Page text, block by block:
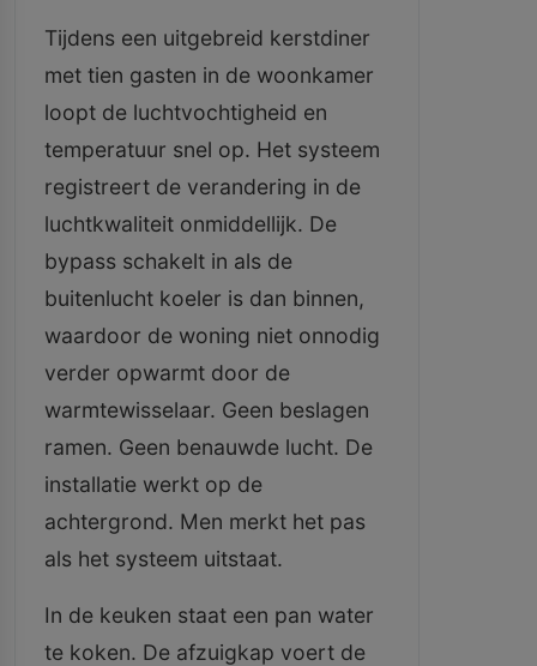
Tijdens een uitgebreid kerstdiner
met tien gasten in de woonkamer
loopt de luchtvochtigheid en
temperatuur snel op. Het systeem
registreert de verandering in de
luchtkwaliteit onmiddellijk. De
bypass schakelt in als de
buitenlucht koeler is dan binnen,
waardoor de woning niet onnodig
verder opwarmt door de
warmtewisselaar. Geen beslagen
ramen. Geen benauwde lucht. De
installatie werkt op de
achtergrond. Men merkt het pas
als het systeem uitstaat.
In de keuken staat een pan water
te koken. De afzuigkap voert de